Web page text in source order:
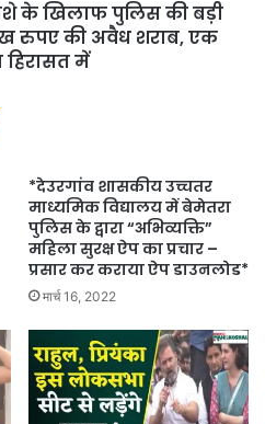
के खिलाफ पुलिस की बड़ी
रुपए की अवैध शराब, एक
हिरासत में
*देउरगांव शासकीय उच्चतर
माध्यमिक विद्यालय में बेमेतरा
पुलिस के द्वारा “अभिव्यक्ति”
महिला सुरक्ष ऐप का प्रचार –
प्रसार कर कराया ऐप डाउनलोड*
मार्च 16, 2022